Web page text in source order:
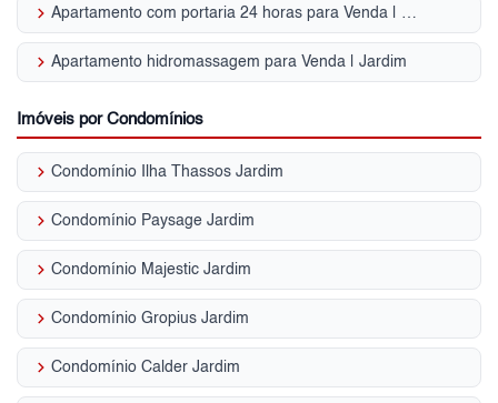
keyboard_arrow_right Apartamento com portaria 24 horas para Venda | Jardim
keyboard_arrow_right Apartamento hidromassagem para Venda | Jardim
Imóveis por Condomínios
keyboard_arrow_right Condomínio Ilha Thassos Jardim
keyboard_arrow_right Condomínio Paysage Jardim
keyboard_arrow_right Condomínio Majestic Jardim
keyboard_arrow_right Condomínio Gropius Jardim
keyboard_arrow_right Condomínio Calder Jardim